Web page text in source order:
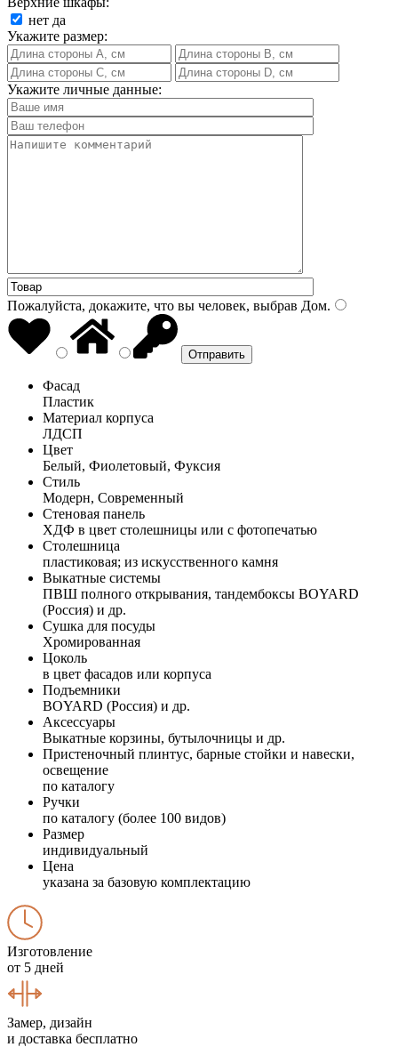
нет да
Укажите размер:
Укажите личные данные:
Пожалуйста, докажите, что вы человек, выбрав Дом.
Фасад
Пластик
Материал корпуса
ЛДСП
Цвет
Белый, Фиолетовый, Фуксия
Стиль
Модерн, Современный
Стеновая панель
ХДФ в цвет столешницы или с фотопечатью
Столешница
пластиковая; из искусственного камня
Выкатные системы
ПВШ полного открывания, тандембоксы BOYARD
(Россия) и др.
Сушка для посуды
Хромированная
Цоколь
в цвет фасадов или корпуса
Подъемники
BOYARD (Россия) и др.
Аксессуары
Выкатные корзины, бутылочницы и др.
Пристеночный плинтус, барные стойки и навески,
освещение
по каталогу
Ручки
по каталогу (более 100 видов)
Размер
индивидуальный
Цена
указана за базовую комплектацию
Изготовление
от 5 дней
Замер, дизайн
и доставка бесплатно